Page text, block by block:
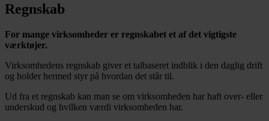
Regnskab
For mange virksomheder er regnskabet et af det vigtigste
værktøjer.
Virksomhedens regnskab giver et talbaseret indblik i den daglig drift
og holder hermed styr på hvordan det står til.
Ud fra et regnskab kan man se om virksomheden har haft over- eller
underskud og hvilken værdi virksomheden har.